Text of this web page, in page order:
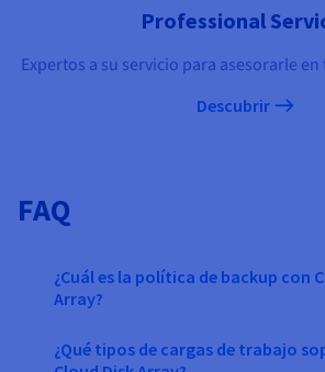
Professional
Expertos a su servicio para asesorarle
Descubrir
FAQ
¿Cuál es la política de backup con
Array?
¿Qué tipos de cargas de trabajo